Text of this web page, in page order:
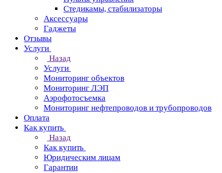
Стедикамы, стабилизаторы
Аксессуары
Гаджеты
Отзывы
Услуги
Назад
Услуги
Мониторинг объектов
Мониторинг ЛЭП
Аэрофотосъемка
Мониторинг нефтепроводов и трубопроводов
Оплата
Как купить
Назад
Как купить
Юридическим лицам
Гарантии